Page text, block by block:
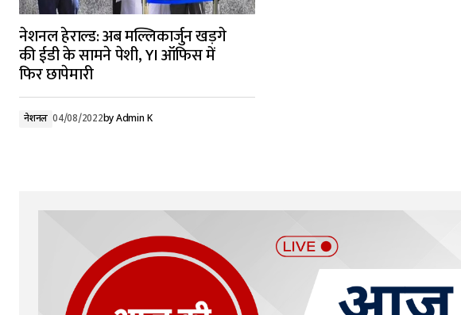
नेशनल हेराल्ड: अब मल्लिकार्जुन खड़गे
की ईडी के सामने पेशी, YI ऑफिस में
फिर छापेमारी
नेशनल 04/08/2022byAdmin K